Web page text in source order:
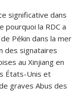
significative dans
pourquoi la RDC a
Pékin dans la mer
des signataires
au Xinjiang en
États-Unis et
graves Abus des